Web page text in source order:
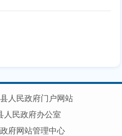
人民政府门户网站
人民政府办公室
府网站管理中心